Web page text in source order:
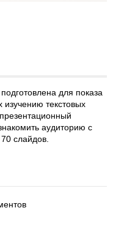
для показа
текстовых
аудиторию с
слайдов.